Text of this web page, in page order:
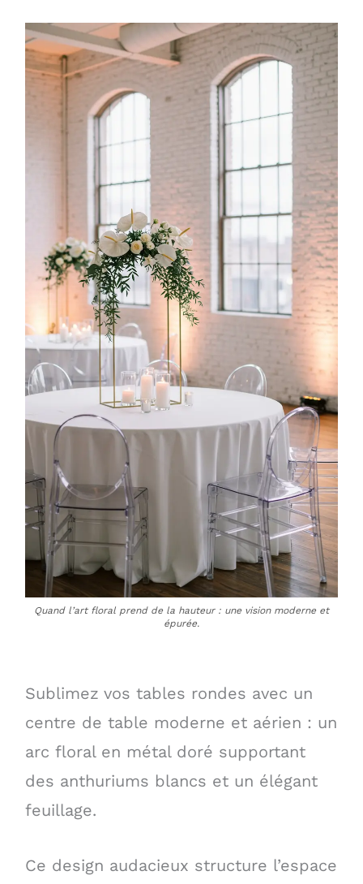
Quand l’art floral prend de la hauteur : une vision moderne et
épurée.
Sublimez vos tables rondes avec un
centre de table moderne et aérien : un
arc floral en métal doré supportant
des anthuriums blancs et un élégant
feuillage.
Ce design audacieux structure l’espace